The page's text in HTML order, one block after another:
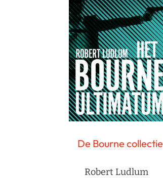
De Bourne collectie
Robert Ludlum